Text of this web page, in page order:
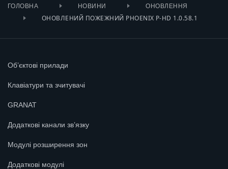
ГОЛОВНА НОВИНИ ОНОВЛЕННЯ
ОНОВЛЕНИЙ ПОЖЕЖНИЙ PHOENIX P-HD 1.0.58.1
Об’єктові прилади
Клавіатури та зчитувачі
GRANAT
Додаткові канали зв’язку
Модулі розширення зон
Додаткові модулі